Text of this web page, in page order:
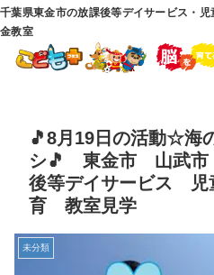
千葉県東金市の放課後等デイサービス・
金教室
🎵8月19日の活動☆海
シ🎵 東金市 山武
後等デイサービス
育 教室見学
未分類